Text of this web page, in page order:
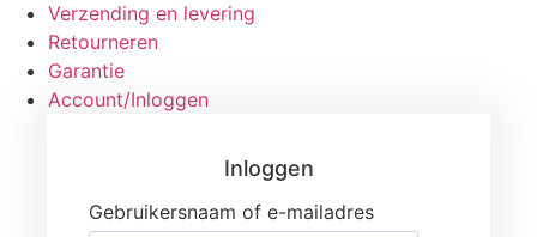
Verzending en levering
Retourneren
Garantie
Account/Inloggen
Gebruikersnaam of e-mailadres